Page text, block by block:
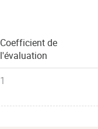
Coefficient de
l'évaluation
1